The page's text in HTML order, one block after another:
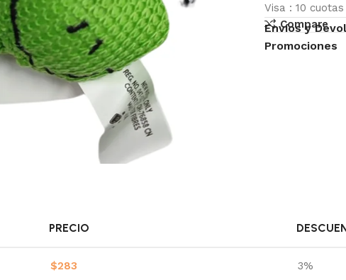
Visa : 10
Compare
Envíos y
Promociones
PRECIO
$283 3%